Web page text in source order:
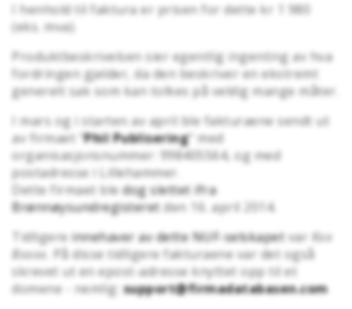
I henhold til faktura er prisen for dette kr 1 980
(eks. mva).
Produktbeskrivelsen sier egentlig ingenting av hva
fordringen gjelder, da den beskriver en ekstremt
generelt sak som kan tolkes på veldig mange måter.
I mars og i starten av april ble fakturaene sendt ut
av firmaet "Phil Publisering" med
organisasjonsnummer: 998405564, og med
postadresse i Lillehammer.
Dette firmaet bledog slettet ifra
Brønnøysundregisteret den 16. april 2014.
Tidligere innehaver av dette NUF-selskapet var Kxx
Bxxxx . På disse tidligere fakturaene var det også
skrevet ut en epost-adresse knyttet opp til et
domene - nemlig:support@firmadatabasen.com